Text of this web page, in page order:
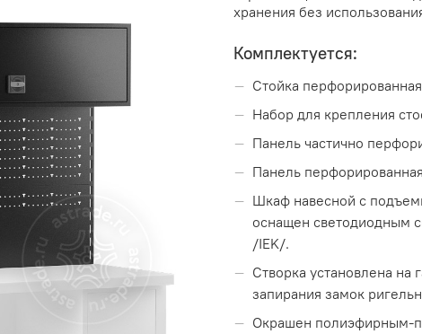
хранения без
Комплектуется:
Стойка
Набор для крепления
Панель частично
Панель
Шкаф навесной с
оснащен светодиодным
/IEK/.
Створка установлена на
запирания замок
Окрашен полиэфирным-